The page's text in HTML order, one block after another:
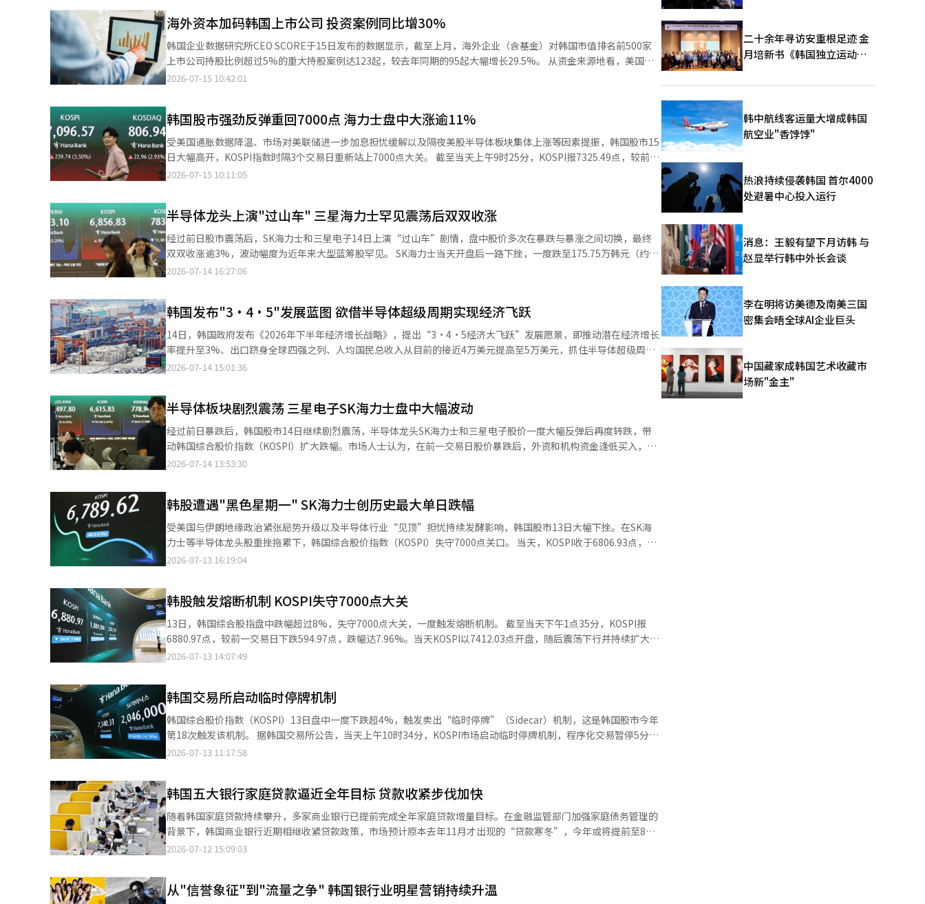
海外资本加码韩国上市公司 投资案例同比增30%
韩国企业数据研究所CEO SCORE于15日发布的数据显示，截至上月，海外企业（含基金）对韩国市值排名前500家
上市公司持股比例超过5%的重大持股案例达123起，较去年同期的95起大幅增长29.5%。 从资金来源地看，美国资
本数量最多，共69起，占总数的56.1%；其次依次为欧洲（25起）、日本（10起）和中国（8起）。 其中，全球最大
2026-07-15 10:42:01
韩国股市强劲反弹重回7000点 海力士盘中大涨逾11%
受美国通胀数据降温、市场对美联储进一步加息担忧缓解以及隔夜美股半导体板块集体上涨等因素提振，韩国股市15
日大幅高开，KOSPI指数时隔3个交易日重新站上7000点大关。 截至当天上午9时25分，KOSPI报7325.49点，较前一
交易日上涨6.83%。KOSPI当天以7082.91点开盘，较前一交易日上涨226.08点，涨幅3.3%，随后涨势进一步扩大。
2026-07-15 10:11:05
半导体龙头上演"过山车" 三星海力士罕见震荡后双双收涨
经过前日股市震荡后，SK海力士和三星电子14日上演“过山车”剧情，盘中股价多次在暴跌与暴涨之间切换，最终
双双收涨逾3%，波动幅度为近年来大型蓝筹股罕见。 SK海力士当天开盘后一路下挫，一度跌至175.75万韩元（约合
人民币7990元），跌幅达4.74%。随后买盘迅速涌入，上午10时左右一度上涨4.55%，触及192.9万韩元。然而此后
2026-07-14 16:27:06
韩国发布"3·4·5"发展蓝图 欲借半导体超级周期实现经济飞跃
14日，韩国政府发布《2026年下半年经济增长战略》，提出“3·4·5经济大飞跃”发展愿景，即推动潜在经济增长
率提升至3%、出口跻身全球四强之列、人均国民总收入从目前的接近4万美元提高至5万美元，抓住半导体超级周期
带来的难得机遇，将韩国打造为全球产业链中“不可替代的”存在。 财政经济部第一次官（副部长）李炯日表
2026-07-14 15:01:36
半导体板块剧烈震荡 三星电子SK海力士盘中大幅波动
经过前日暴跌后，韩国股市14日继续剧烈震荡，半导体龙头SK海力士和三星电子股价一度大幅反弹后再度转跌，带
动韩国综合股价指数（KOSPI）扩大跌幅。市场人士认为，在前一交易日股价暴跌后，外资和机构资金逢低买入，但
个人投资者持续抛售，加剧了市场波动。 截至当天上午11时33分，SK海力士股价报175.7万韩元，较前一交易日下跌
2026-07-14 13:53:30
韩股遭遇"黑色星期一" SK海力士创历史最大单日跌幅
受美国与伊朗地缘政治紧张局势升级以及半导体行业“见顶”担忧持续发酵影响，韩国股市13日大幅下挫。在SK海
力士等半导体龙头股重挫拖累下，韩国综合股价指数（KOSPI）失守7000点关口。 当天，KOSPI收于6806.93点，较
前一交易日下跌669.01点，跌幅8.95%；韩国创业板市场指数（KOSDAQ）收于799.36点，较前一交易日下跌38.07
2026-07-13 16:19:04
韩股触发熔断机制 KOSPI失守7000点大关
13日，韩国综合股指盘中跌幅超过8%，失守7000点大关，一度触发熔断机制。 截至当天下午1点35分，KOSPI报
6880.97点，较前一交易日下跌594.97点，跌幅达7.96%。当天KOSPI以7412.03点开盘，随后震荡下行并持续扩大跌
幅。 这是自今年5月6日后，KOSPI指数时隔两个多月再次跌至7000点以下。 当天盘中KOSPI一度跌幅达8.22%下探
2026-07-13 14:07:49
韩国交易所启动临时停牌机制
韩国综合股价指数（KOSPI）13日盘中一度下跌超4%，触发卖出“临时停牌”（Sidecar）机制，这是韩国股市今年
第18次触发该机制。 据韩国交易所公告，当天上午10时34分，KOSPI市场启动临时停牌机制，程序化交易暂停5分
钟。触发机制时，跟踪KOSPI200指数的期货合约较前一交易日收盘价下跌5.23%，报1142.16点；同一时刻，KOSPI
2026-07-13 11:17:58
韩国五大银行家庭贷款逼近全年目标 贷款收紧步伐加快
随着韩国家庭贷款持续攀升，多家商业银行已提前完成全年家庭贷款增量目标。在金融监管部门加强家庭债务管理的
背景下，韩国商业银行近期相继收紧贷款政策，市场预计原本去年11月才出现的“贷款寒冬”，今年或将提前至8月
至9月到来，购房等刚性融资需求或将面临更大压力。 据韩国金融业12日消息，截至本月9日，KB国民银行、新韩银
2026-07-12 15:09:03
从"信誉象征"到"流量之争" 韩国银行业明星营销持续升温
二十余年寻访安重根足迹 金
月培新书《韩国独立运动圣
版
韩中航线客运量大增成韩国
航空业"香饽饽"
热浪持续侵袭韩国 首尔4000
处避暑中心投入运行
消息：王毅有望下月访韩 与
赵显举行韩中外长会谈
李在明将访美德及南美三国
密集会晤全球AI企业巨头
中国藏家成韩国艺术收藏市
场新"金主"